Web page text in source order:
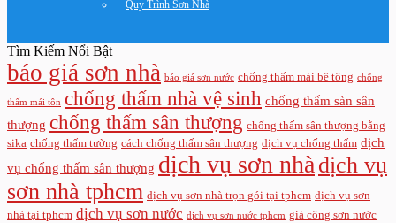
Quy Trình Sơn Nhà
Tìm Kiếm Nổi Bật
báo giá sơn nhà báo giá sơn nước chống thấm mái bê tông chống
thấm mái tôn chống thấm nhà vệ sinh chống thấm sàn sân
thượng chống thấm sân thượng chống thấm sân thượng bằng
sika chống thấm tường cách chống thấm sân thượng dịch vụ chống thấm dịch
vụ chống thấm sân thượng dịch vụ sơn nhà dịch vụ
sơn nhà tphcm dịch vụ sơn nhà trọn gói tại tphcm dịch vụ sơn
nhà tại tphcm dịch vụ sơn nước dịch vụ sơn nước tphcm giá công sơn nước